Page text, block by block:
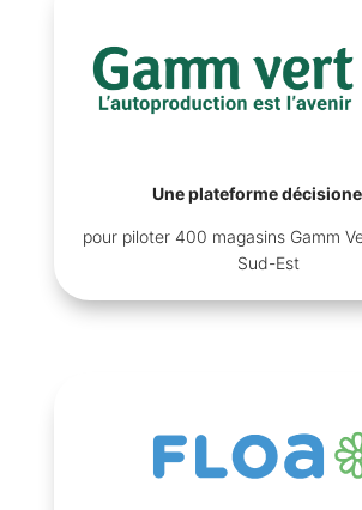
Une plateforme
pour piloter 400 magasins Gamm
Sud-Est